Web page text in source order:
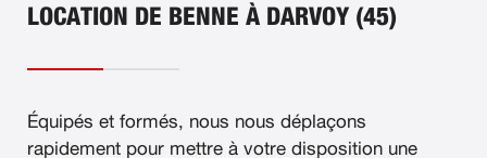
LOCATION DE BENNE À DARVOY (45)
Équipés et formés, nous nous déplaçons
rapidement pour mettre à votre disposition une